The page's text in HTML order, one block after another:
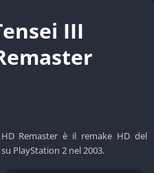
III
Remaster è il remake HD del
PlayStation 2 nel 2003.